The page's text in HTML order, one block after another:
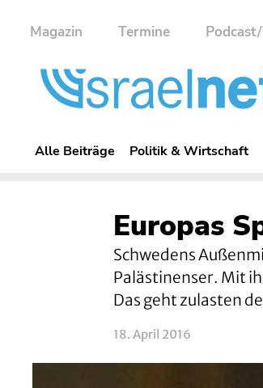
Magazin Termine
Alle Beiträge Politik & Wirtschaft
Europas
Schwedens
Palästinenser. Mit
Das geht zulasten
18. April 2016